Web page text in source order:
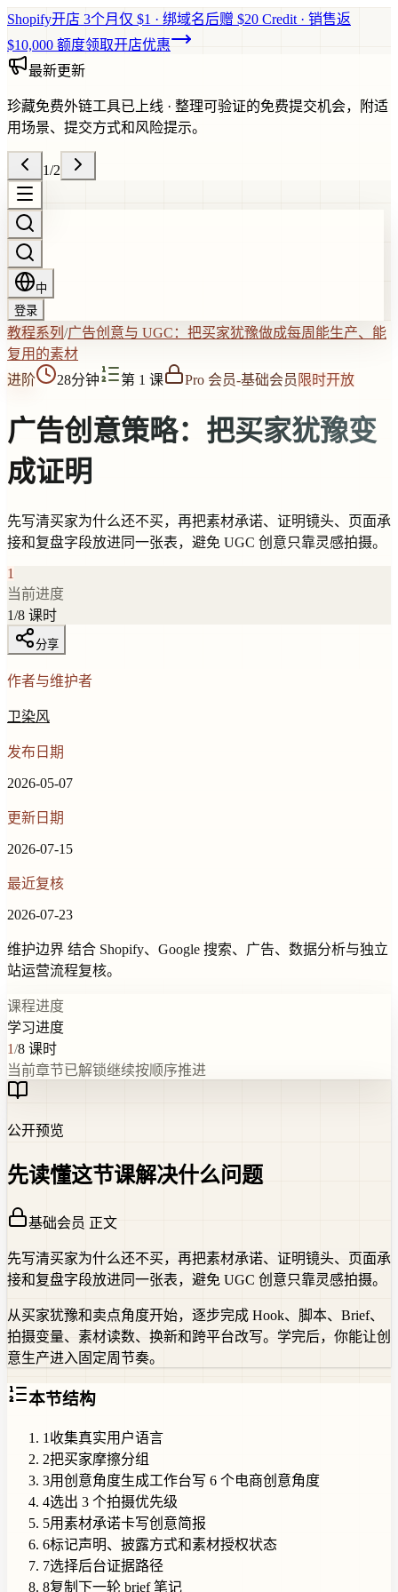
Shopify开店 3个月仅 $1 · 绑域名后赠 $20 Credit · 销售返
$10,000 额度领取开店优惠
最新更新
珍藏免费外链工具已上线 · 整理可验证的免费提交机会，附适
用场景、提交方式和风险提示。
1/2
中
登录
教程系列 /广告创意与 UGC：把买家犹豫做成每周能生产、能
复用的素材
进阶
28分钟 第 1 课 Pro 会员-基础会员 限时开放
广告创意策略：把买家犹豫变
成证明
先写清买家为什么还不买，再把素材承诺、证明镜头、页面承
接和复盘字段放进同一张表，避免 UGC 创意只靠灵感拍摄。
1
当前进度
1/8 课时
分享
作者与维护者
卫染风
发布日期
2026-05-07
更新日期
2026-07-15
最近复核
2026-07-23
维护边界 结合 Shopify、Google 搜索、广告、数据分析与独立
站运营流程复核。
课程进度
学习进度
1/8 课时
当前章节已解锁继续按顺序推进
公开预览
先读懂这节课解决什么问题
基础会员 正文
先写清买家为什么还不买，再把素材承诺、证明镜头、页面承
接和复盘字段放进同一张表，避免 UGC 创意只靠灵感拍摄。
从买家犹豫和卖点角度开始，逐步完成 Hook、脚本、Brief、
拍摄变量、素材读数、换新和跨平台改写。学完后，你能让创
意生产进入固定周节奏。
本节结构
1 收集真实用户语言
2把买家摩擦分组
3用创意角度生成工作台写 6 个电商创意角度
4选出 3 个拍摄优先级
5用素材承诺卡写创意简报
6标记声明、披露方式和素材授权状态
7选择后台证据路径
8复制下一轮 brief 笔记